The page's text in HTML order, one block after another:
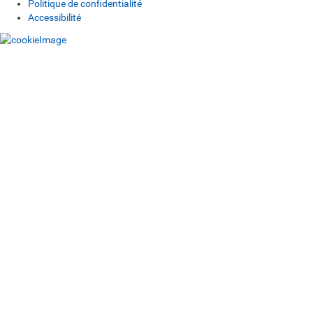
Politique de confidentialité
Accessibilité